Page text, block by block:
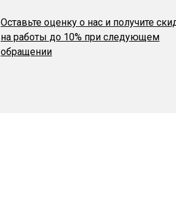
Оставьте оценку о нас и получите
на работы до 10% при следующем
обращении